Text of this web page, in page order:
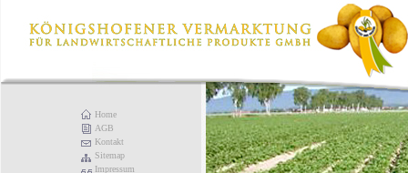
Home
AGB
Kontakt
Sitemap
Impressum